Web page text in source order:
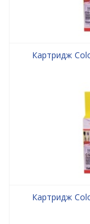
Картридж
Картридж